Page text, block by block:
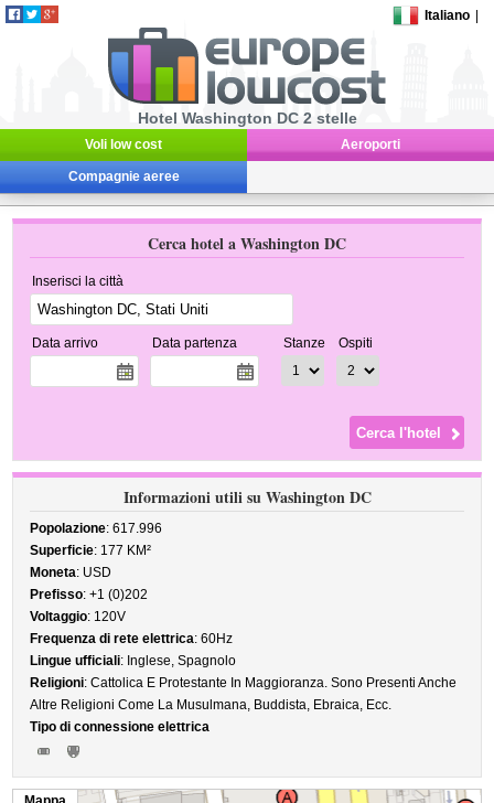
Italiano
Hotel Washington DC 2 stelle
Voli low cost Aeroporti
Compagnie aeree
Cerca hotel a Washington DC
Inserisci la città
Data arrivo Data partenza Stanze Ospiti
Informazioni utili su Washington DC
Popolazione: 617.996
Superficie: 177 KM²
Moneta: USD
Prefisso: +1 (0)202
Voltaggio: 120V
Frequenza di rete elettrica: 60Hz
Lingue ufficiali: Inglese, Spagnolo
Religioni: Cattolica E Protestante In Maggioranza. Sono Presenti Anche
Altre Religioni Come La Musulmana, Buddista, Ebraica, Ecc.
Tipo di connessione elettrica